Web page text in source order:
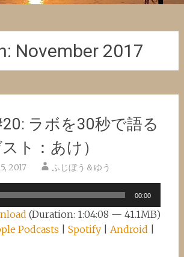
November 2017
ラボを30秒で語る
ト：あけ）
2017 ふじぼう＆ゆう
00:00
(Duration: 1:04:08 — 41.1MB)
Podcasts Spotify| Android